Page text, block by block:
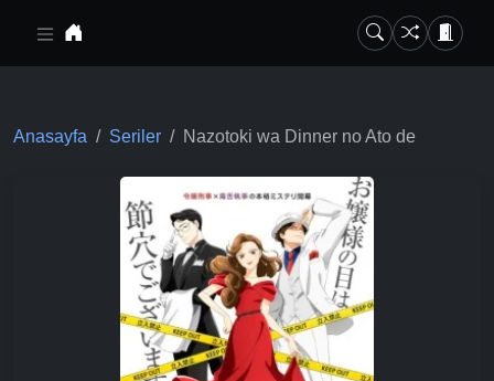
Anasayfa Seriler Nazotoki wa Dinner no Ato de